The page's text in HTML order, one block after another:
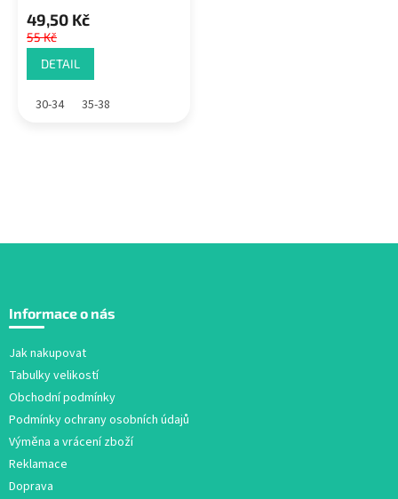
49,50 Kč
55 Kč
DETAIL
30-34 35-38
p
Informace o nás
Jak nakupovat
Tabulky velikostí
Obchodní podmínky
Podmínky ochrany osobních údajů
Výměna a vrácení zboží
Reklamace
Doprava